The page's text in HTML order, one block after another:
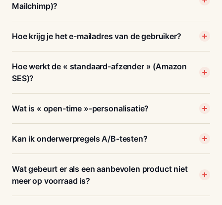
Mailchimp)?
Hoe krijg je het e-mailadres van de gebruiker?
Hoe werkt de « standaard-afzender » (Amazon
SES)?
Wat is « open-time »-personalisatie?
Kan ik onderwerpregels A/B-testen?
Wat gebeurt er als een aanbevolen product niet
meer op voorraad is?